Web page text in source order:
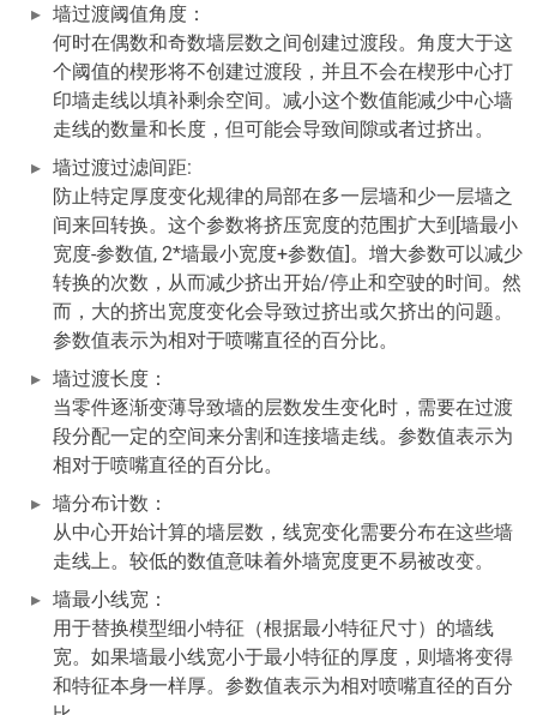
墙过渡阈值角度：
何时在偶数和奇数墙层数之间创建过渡段。角度大于这
个阈值的楔形将不创建过渡段，并且不会在楔形中心打
印墙走线以填补剩余空间。减小这个数值能减少中心墙
走线的数量和长度，但可能会导致间隙或者过挤出。
墙过渡过滤间距:
防止特定厚度变化规律的局部在多一层墙和少一层墙之
间来回转换。这个参数将挤压宽度的范围扩大到[墙最小
宽度-参数值, 2*墙最小宽度+参数值]。增大参数可以减少
转换的次数，从而减少挤出开始/停止和空驶的时间。然
而，大的挤出宽度变化会导致过挤出或欠挤出的问题。
参数值表示为相对于喷嘴直径的百分比。
墙过渡长度：
当零件逐渐变薄导致墙的层数发生变化时，需要在过渡
段分配一定的空间来分割和连接墙走线。参数值表示为
相对于喷嘴直径的百分比。
墙分布计数：
从中心开始计算的墙层数，线宽变化需要分布在这些墙
走线上。较低的数值意味着外墙宽度更不易被改变。
墙最小线宽：
用于替换模型细小特征（根据最小特征尺寸）的墙线
宽。如果墙最小线宽小于最小特征的厚度，则墙将变得
和特征本身一样厚。参数值表示为相对喷嘴直径的百分